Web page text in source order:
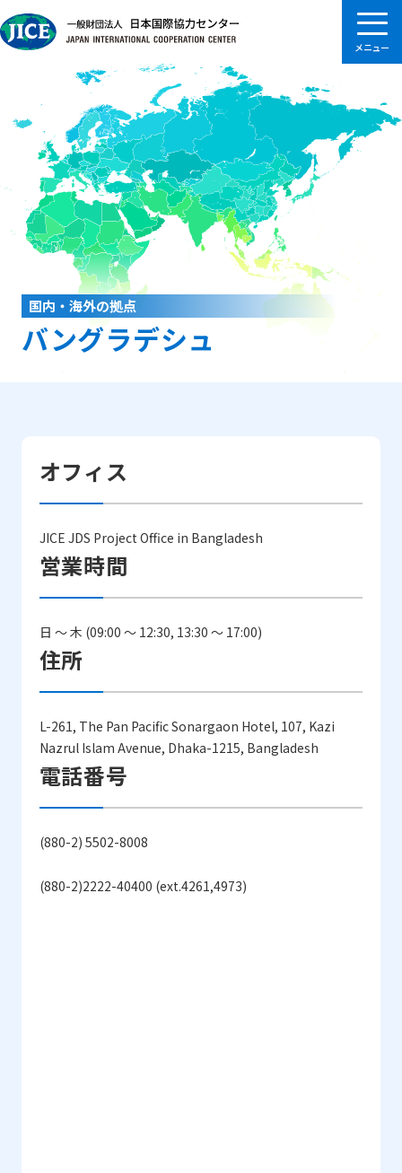
国内・海外の拠点
バングラデシュ
オフィス
JICE JDS Project Office in Bangladesh
営業時間
日 ～ 木 (09:00 ～ 12:30, 13:30 ～ 17:00)
住所
L-261, The Pan Pacific Sonargaon Hotel, 107, Kazi
Nazrul Islam Avenue, Dhaka-1215, Bangladesh
電話番号
(880-2) 5502-8008
(880-2)2222-40400 (ext.4261,4973)